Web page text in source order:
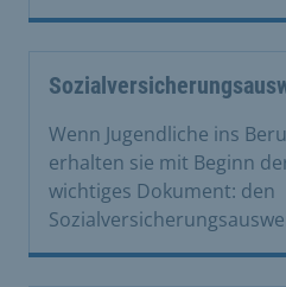
Wenn Jugendliche ins
erhalten sie mit Beginn
wichtiges Dokument: den